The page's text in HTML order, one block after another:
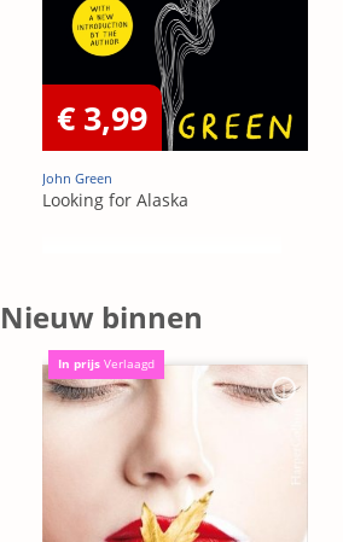
€ 3,99
John Green
Looking for Alaska
Nieuw binnen
In prijs Verlaagd